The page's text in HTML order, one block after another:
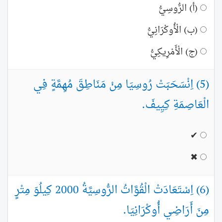
(أ) الرُّوسِيُّ
(ب) الْأُوكْرَانِيُّ
(ج) الْأَمْرِيكِيُّ
(5) اِنْسَحَبَتْ رُوسِيَا مِنْ مَنَاطِقَ مُهِمَّةٍ فِي
الْعَاصِمَةِ كِيِيفَ.
✔
✖
(6) اِسْتَعَادَتْ الْقُوَّاتُ الرُّوسِيَّةُ 2000 كِيلُوَ مِتْرٍ
مِنَ أَرَاضِي أُوكْرَانِيَا.